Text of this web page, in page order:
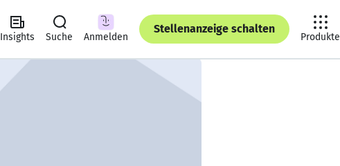
Insights Suche Anmelden
Stellenanzeige schalten
Produkte